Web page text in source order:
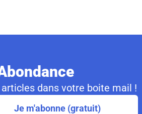
dans votre boite mail !
Je m'abonne (gratuit)